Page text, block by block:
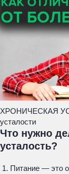
ХРОНИЧЕСКАЯ
усталости
Что нужно
усталость?
Питание — это